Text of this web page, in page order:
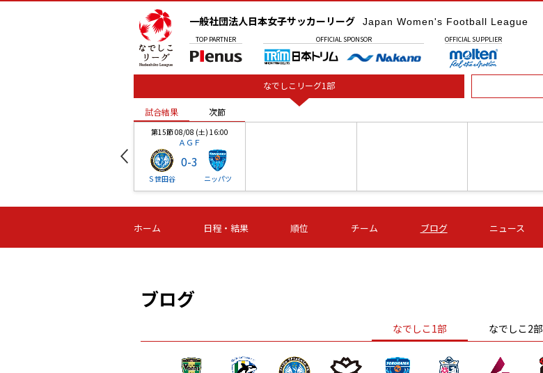
一般社団法人日本女子サッカーリーグ Japan Women's Football League
TOP PARTNER OFFICIAL SPONSOR OFFICIAL SUPPLIER
なでしこリーグ1部
試合結果 次節
第15節 08/08 (土) 16:00
ＡＧＦ
Ｓ世田谷
0-3
ニッパツ
-
第16節 09/05 (土) 15:00
ニッパツ
-
第16節 09/05 (土) 15:00
石人の星
-
第16節 09/05 (土) 16:00
ＡＧＦ
-
いちご
-
試合結果 次節
ホーム 日程・結果 順位 チーム ブログ ニュース
ブログ
なでしこ1部 なでしこ2部